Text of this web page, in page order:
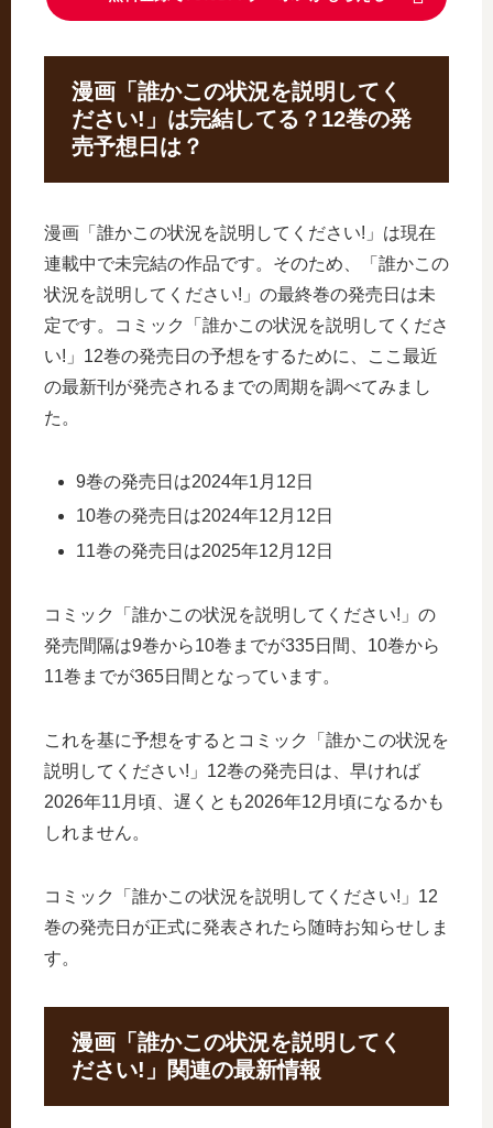
漫画「誰かこの状況を説明してく
ださい!」は完結してる？12巻の発
売予想日は？
漫画「誰かこの状況を説明してください!」は現在
連載中で未完結の作品です。そのため、「誰かこの
状況を説明してください!」の最終巻の発売日は未
定です。コミック「誰かこの状況を説明してくださ
い!」12巻の発売日の予想をするために、ここ最近
の最新刊が発売されるまでの周期を調べてみまし
た。
9巻の発売日は2024年1月12日
10巻の発売日は2024年12月12日
11巻の発売日は2025年12月12日
コミック「誰かこの状況を説明してください!」の
発売間隔は9巻から10巻までが335日間、10巻から
11巻までが365日間となっています。
これを基に予想をするとコミック「誰かこの状況を
説明してください!」12巻の発売日は、早ければ
2026年11月頃、遅くとも2026年12月頃になるかも
しれません。
コミック「誰かこの状況を説明してください!」12
巻の発売日が正式に発表されたら随時お知らせしま
す。
漫画「誰かこの状況を説明してく
ださい!」関連の最新情報